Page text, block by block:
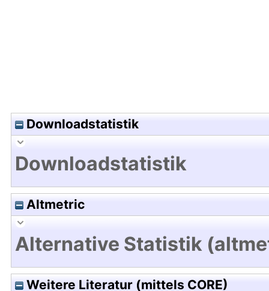
Downloadstatistik
Downloadstatistik
Altmetric
Alternative Statistik
Weitere Literatur (mittels CORE)